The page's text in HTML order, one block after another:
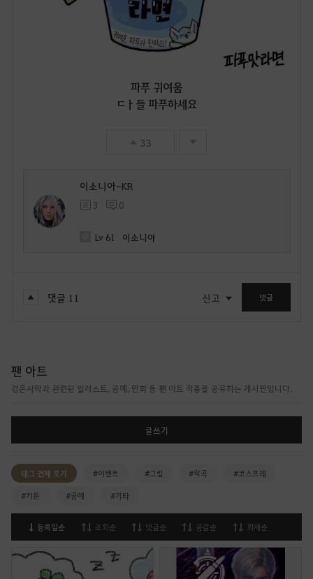
파푸 귀여움
ㄷㅏ들 파푸하세요
33
이소니아-KR
3 0
Lv 61 이소니아
댓글 11 신고 댓글
팬 아트
검은사막과 관련된 일러스트, 공예, 만화 등 팬 아트 작품을 공유하는 게시판입니다.
글쓰기
태그 전체 보기 #이벤트 #그림 #작곡 #코스프레
#카툰 #공예 #기타
등록일순 조회순 댓글순 공감순 화제순